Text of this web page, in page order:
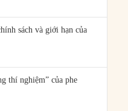
sách và giới hạn của
thí nghiệm” của phe